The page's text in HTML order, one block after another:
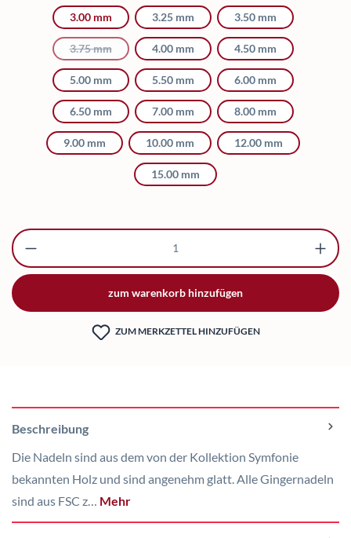
3.00 mm 3.25 mm 3.50 mm
3.75 mm(Diese Option ist zurzeit nicht verfügbar.)
4.00 mm 4.50 mm
5.00 mm 5.50 mm 6.00 mm
6.50 mm 7.00 mm 8.00 mm
9.00 mm 10.00 mm 12.00 mm
15.00 mm
Produkt Anzahl: Gib den gewünschten Wert
zum warenkorb hinzufügen
ZUM MERKZETTEL HINZUFÜGEN
Beschreibung
Die Nadeln sind aus dem von der Kollektion Symfonie
bekannten Holz und sind angenehm glatt. Alle Gingernadeln
sind aus FSC z… Mehr